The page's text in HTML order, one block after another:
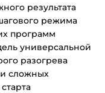
результата
режима
программ
универсальной
разогрева
сложных